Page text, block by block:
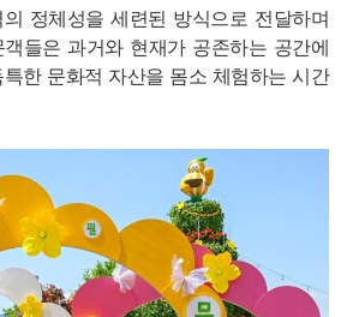
정체성을 세련된 방식으로 전달하며
들은 과거와 현재가 공존하는 공간에
한 문화적 자산을 몸소 체험하는 시간